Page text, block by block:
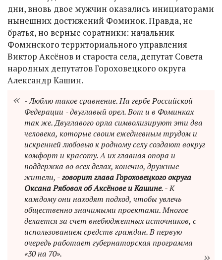
дни, вновь двое мужчин оказались инициаторами
нынешних достижений Фоминок. Правда, не
братья, но верные соратники: начальник
Фоминского территориального управления
Виктор Аксёнов и староста села, депутат Совета
народных депутатов Гороховецкого округа
Александр Кашин.
- Люблю такое сравнение. На гербе Российской
Федерации ‑ двуглавый орел. Вот и в Фоминках
так же. Двуглавого орла символизируют эти два
человека, которые своим ежедневным трудом и
искренней любовью к родному селу создают вокруг
комфорт и красоту. А их главная опора и
поддержка во всех делах, конечно, дружные
жители, -говорит глава Гороховецкого округа
Оксана Рябовол об Аксёнове и Кашине. - К
каждому они находят подход, чтобы увлечь
общественно значимыми проектами. Многое
делается за счет внебюджетных источников, с
использованием средств граждан. В первую
очередь работает губернаторская программа
«30 на 70».